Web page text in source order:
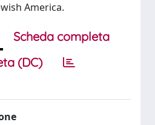
America.
Scheda completa
(DC)